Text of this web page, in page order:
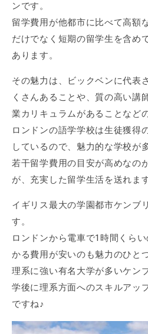
ンです。
留学費用が他都市に比べて高額
だけでなく短期の留学生を含め
あります。
その魅力は、ビックベンに代表
くさんあることや、質の高い講
業カリキュラムがあることなど
ロンドンの語学学校は生徒獲得
しているので、魅力的な学校が
若干留学費用の目安が高めなの
が、充実した留学生活を送れま
イギリス最大の学園都市ケンブ
す。
ロンドンから電車で1時間くら
かる費用が安いのも魅力のひと
理系に強い有名大学が多いケン
学後に理系方面へのスキルアッ
ですね♪